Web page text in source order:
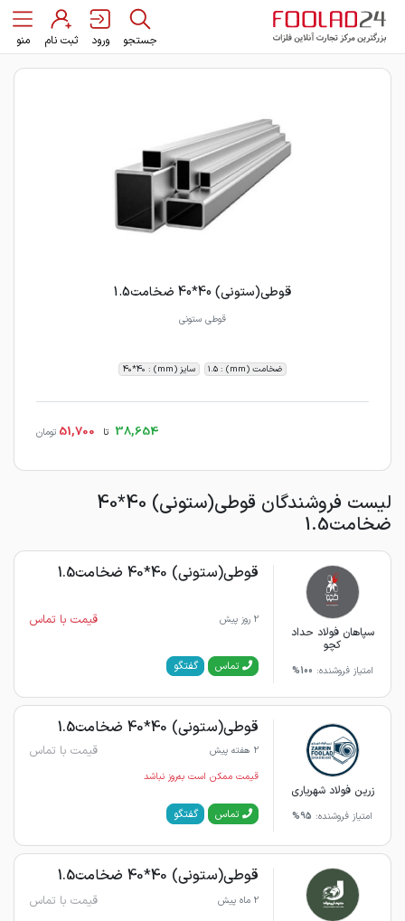
جستجو ورود ثبت نام منو
قوطی(ستونی) 40*40 ضخامت1.5
قوطی ستونی
ضخامت (mm) : 1.5 سایز (mm) : 40*40
38,654 تا 51,700 تومان
لیست فروشندگان قوطی(ستونی) 40*40
ضخامت1.5
سپاهان فولاد حداد
کچو
امتیاز فروشنده: 100%
قوطی(ستونی) 40*40 ضخامت1.5
2 روز پیش قیمت با تماس
تماس گفتگو
زرین فولاد شهریاری
امتیاز فروشنده: 95%
قوطی(ستونی) 40*40 ضخامت1.5
2 هفته پیش قیمت با تماس
قیمت ممکن است به‌روز نباشد
تماس گفتگو
قوطی(ستونی) 40*40 ضخامت1.5
2 ماه پیش قیمت با تماس